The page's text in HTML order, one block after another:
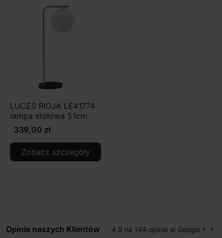
LUCES RIOJA LE41774
lampa stołowa 51cm
339,00 zł
Zobacz szczegóły
Opinie naszych Klientów 4.9 na 144 opinie w Google keyboard_arrow_left keyboard_arrow_right